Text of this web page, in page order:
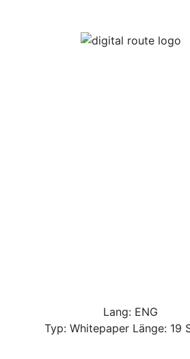
Lang: ENG
Typ: Whitepaper Länge: 19